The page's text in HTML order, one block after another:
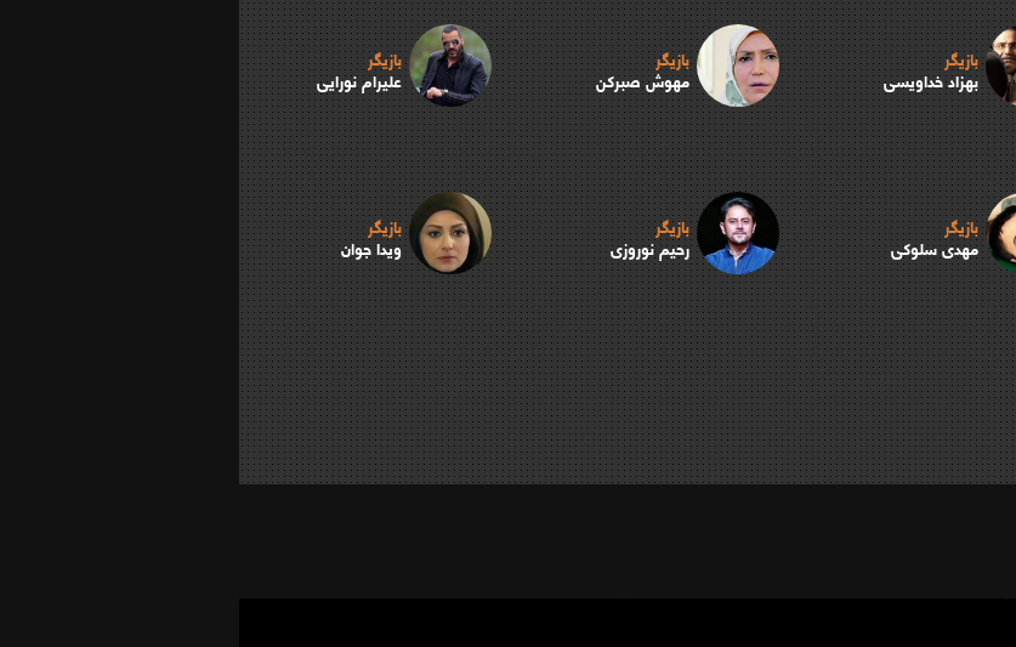
بازیگر
بهزاد خداویسی
بازیگر
مهوش صبرکن
بازیگر
علیرام نورایی
بازیگر
مهدی سلوکی
بازیگر
رحیم نوروزی
بازیگر
ویدا جوان